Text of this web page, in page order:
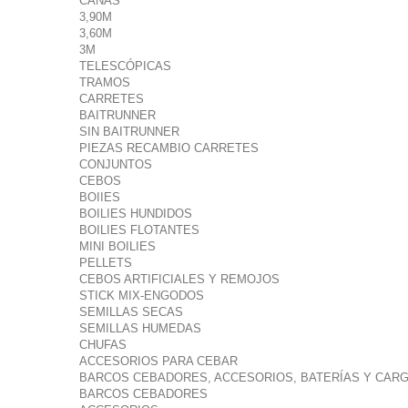
3,90M
3,60M
3M
TELESCÓPICAS
TRAMOS
CARRETES
BAITRUNNER
SIN BAITRUNNER
PIEZAS RECAMBIO CARRETES
CONJUNTOS
CEBOS
BOIIES
BOILIES HUNDIDOS
BOILIES FLOTANTES
MINI BOILIES
PELLETS
CEBOS ARTIFICIALES Y REMOJOS
STICK MIX-ENGODOS
SEMILLAS SECAS
SEMILLAS HUMEDAS
CHUFAS
ACCESORIOS PARA CEBAR
BARCOS CEBADORES, ACCESORIOS, BATERÍAS Y
BARCOS CEBADORES